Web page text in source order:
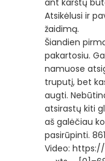
Atsikėlusi ir
žaidimą.
Šiandien
pakartosiu.
namuose
truputį, bet
augti.
atsirastų kiti
aš galėčiau
pasirūpinti.
Video: https://